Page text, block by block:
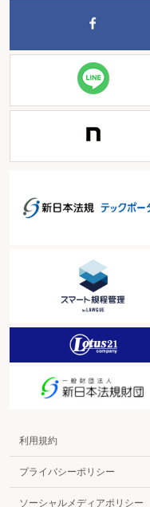
利用規約
プライバシーポリシー
ソーシャルメディアポリシー